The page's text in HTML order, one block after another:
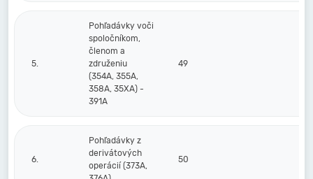
5.
Pohľadávky voči
spoločníkom,
členom a
združeniu
(354A, 355A,
358A, 35XA) -
391A
49
6.
Pohľadávky z
derivátových
operácií (373A,
50